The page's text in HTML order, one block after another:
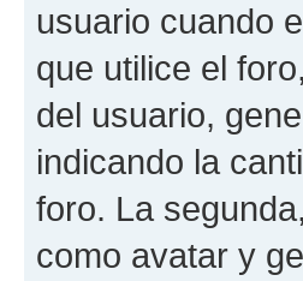
usuario cuando
que utilice el
del usuario,
indicando la
foro. La
como avatar y